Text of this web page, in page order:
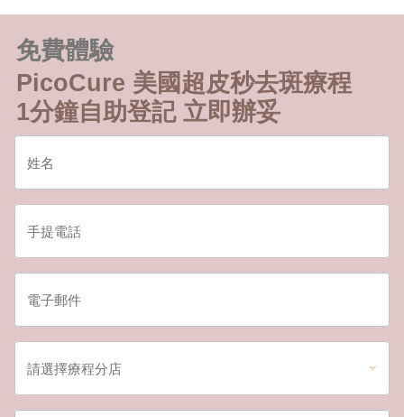
免費體驗
PicoCure 美國超皮秒去斑療程
1分鐘自助登記 立即辦妥